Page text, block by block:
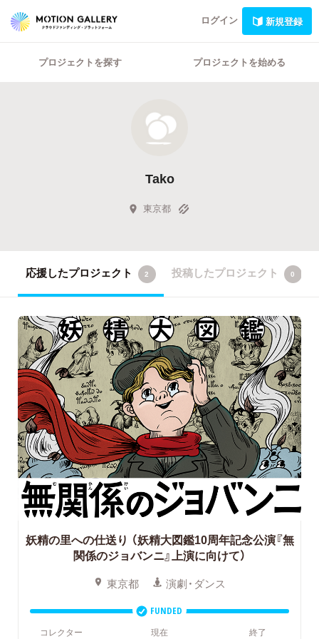
ログイン 新規登録
プロジェクトを探す プロジェクトを始める
Tako
東京都
応援したプロジェクト 2 投稿したプロジェクト 0
妖精の里への仕送り （妖精大図鑑10周年記念公演『無
関係のジョバンニ』上演に向けて）
東京都 演劇・ダンス
FUNDED
コレクター
現在 終了